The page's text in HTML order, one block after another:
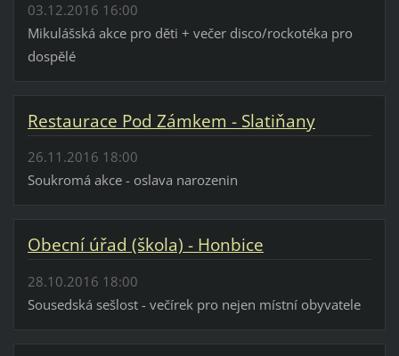
03.12.2016 16:00
Mikulášská akce pro děti + večer disco/rockotéka pro
dospělé
Restaurace Pod Zámkem - Slatiňany
26.11.2016 18:00
Soukromá akce - oslava narozenin
Obecní úřad (škola) - Honbice
28.10.2016 18:00
Sousedská sešlost - večírek pro nejen místní obyvatele